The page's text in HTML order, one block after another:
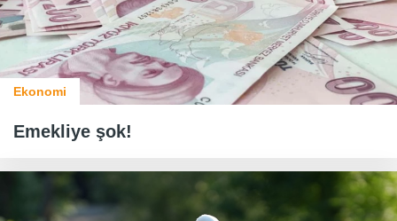
Ekonomi
Emekliye şok!